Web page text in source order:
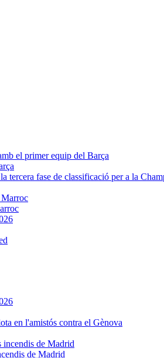
de Madrid